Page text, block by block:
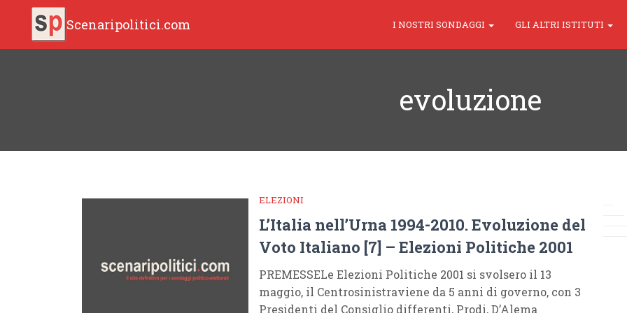
Scenaripolitici.com I NOSTRI SONDAGGI GLI ALTRI ISTITUTI
evoluzione
ELEZIONI
L’Italia nell’Urna 1994-2010. Evoluzione del
Voto Italiano [7] – Elezioni Politiche 2001
PREMESSELe Elezioni Politiche 2001 si svolsero il 13
maggio, il Centrosinistraviene da 5 anni di governo, con 3
Presidenti del Consiglio differenti, Prodi, D’Alema